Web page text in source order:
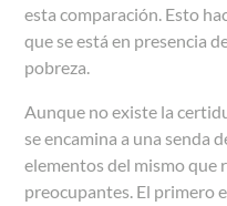
esta comparación. Esto
que se está en presencia
pobreza.
Aunque no existe la
se encamina a una senda
elementos del mismo
preocupantes. El primero